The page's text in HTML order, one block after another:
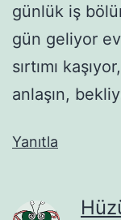
günlük iş
gün geliyor
sırtımı
anlaşın,
Yanıtla